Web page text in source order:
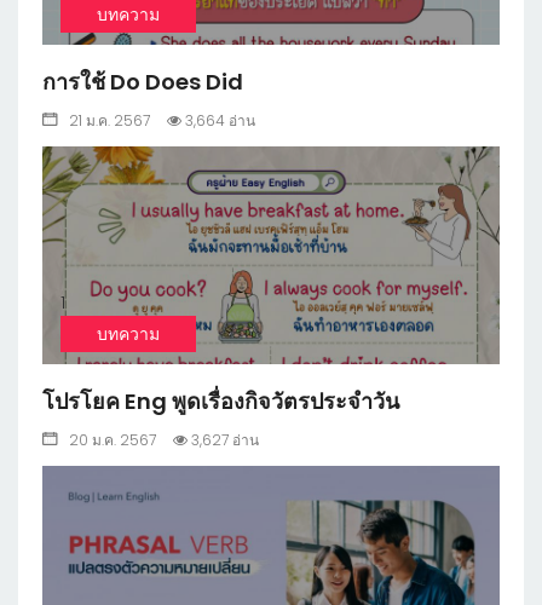
บทความ
การใช้ Do Does Did
21 ม.ค. 2567 3,664 อ่าน
1
บทความ
โปรโยค Eng พูดเรื่องกิจวัตรประจำวัน
20 ม.ค. 2567 3,627 อ่าน